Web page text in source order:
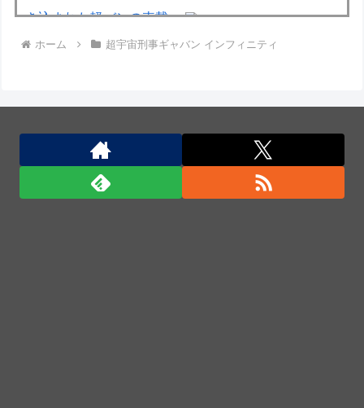
き込まれた軽バンの車載。
【デレマス】 高垣楓「Sea Is A Lady」
廃止すべき地方空港は？！
廃止すべき地方空港は？！
ホーム 超宇宙刑事ギャバン インフィニティ